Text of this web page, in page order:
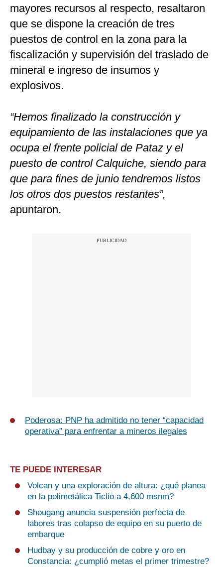
mayores recursos al respecto, resaltaron
que se dispone la creación de tres
puestos de control en la zona para la
fiscalización y supervisión del traslado de
mineral e ingreso de insumos y
explosivos.
“Hemos finalizado la construcción y
equipamiento de las instalaciones que ya
ocupa el frente policial de Pataz y el
puesto de control Calquiche, siendo para
que para fines de junio tendremos listos
los otros dos puestos restantes”,
apuntaron.
Poderosa: PNP ha admitido no tener “capacidad
operativa” para enfrentar a mineros ilegales
TE PUEDE INTERESAR
Volcan y una exploración de altura: ¿qué planea
en la polimetálica Ticlio a 4,600 msnm?
Shougang anuncia suspensión perfecta de
labores tras colapso de equipo en su puerto de
embarque
Hudbay y su producción de cobre y oro en
Constancia: ¿cumplió metas el primer trimestre?